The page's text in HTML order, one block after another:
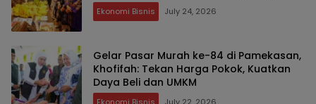
Ekonomi Bisnis July 24, 2026
Gelar Pasar Murah ke-84 di Pamekasan,
Khofifah: Tekan Harga Pokok, Kuatkan
Daya Beli dan UMKM